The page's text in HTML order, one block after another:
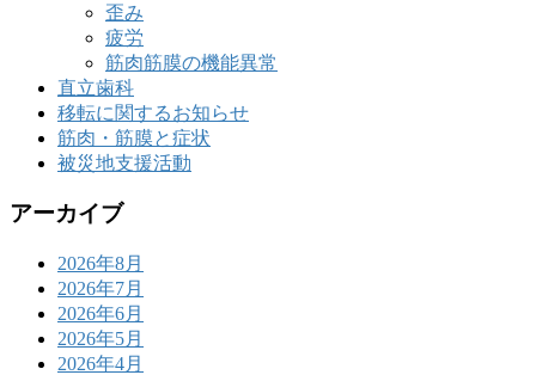
歪み
疲労
筋肉筋膜の機能異常
直立歯科
移転に関するお知らせ
筋肉・筋膜と症状
被災地支援活動
アーカイブ
2026年8月
2026年7月
2026年6月
2026年5月
2026年4月